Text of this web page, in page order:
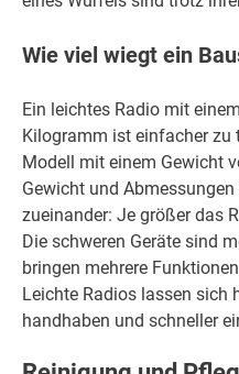
Wie viel wiegt ein
Ein leichtes Radio mit
Kilogramm ist einfacher zu
Modell mit einem Gewicht
Gewicht und
zueinander: Je größer das
Die schweren Geräte sind
bringen mehrere
Leichte Radios lassen sich
handhaben und schneller